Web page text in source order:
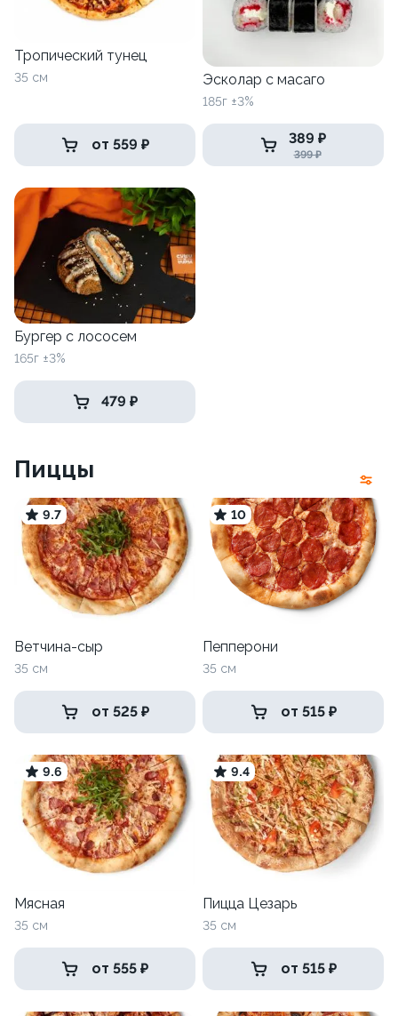
Тропический тунец
35 см
от 559 ₽
Эсколар с масаго
185г ±3%
389 ₽
399 ₽
Бургер с лососем
165г ±3%
479 ₽
Пиццы
9.7
Ветчина-сыр
35 см
от 525 ₽
10
Пепперони
35 см
от 515 ₽
9.6
Мясная
35 см
от 555 ₽
9.4
Пицца Цезарь
35 см
от 515 ₽